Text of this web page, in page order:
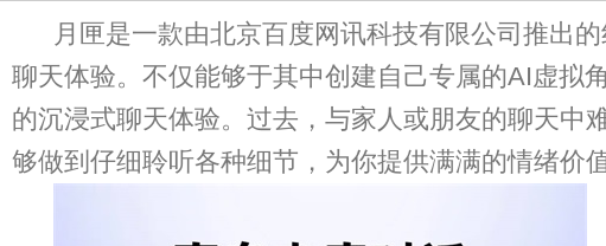
月匣是一款由北京百度网讯科技有限公司推出
聊天体验。不仅能够于其中创建自己专属的AI虚拟
的沉浸式聊天体验。过去，与家人或朋友的聊天中
够做到仔细聆听各种细节，为你提供满满的情绪价值